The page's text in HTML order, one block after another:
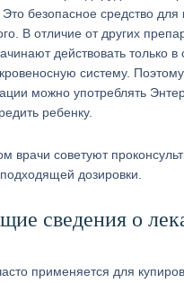
безопасное средство
В отличие от других
действовать только
систему.
можно употреблять
ребенку.
врачи советуют
дозировки.
сведения о
применяется для